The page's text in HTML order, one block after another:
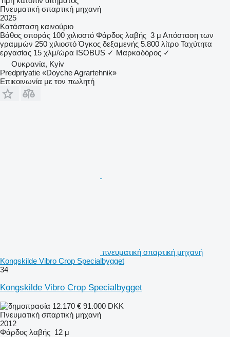
Πνευματική σπαρτική μηχανή
2025
Κατάσταση καινούριο
Βάθος σποράς 100 χιλιοστό Φάρδος λαβής 3 μ Απόσταση των
γραμμών 250 χιλιοστό Όγκος δεξαμενής 5.800 λίτρο Ταχύτητα
εργασίας 15 χλμ/ώρα ISOBUS ✓ Μαρκαδόρος ✓
Ουκρανία, Kyiv
Predpriyatie «Doyche Agrartehnik»
Επικοινωνία με τον πωλητή
πνευματική σπαρτική μηχανή
Kongskilde Vibro Crop Specialbygget
34
Kongskilde Vibro Crop Specialbygget
12.170 € 91.000 DKK
Πνευματική σπαρτική μηχανή
2012
Φάρδος λαβής 12 μ